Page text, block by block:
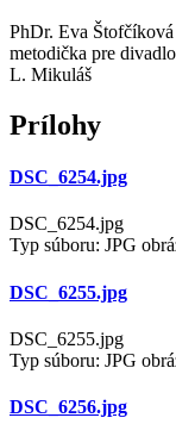
PhDr. Eva Štofčíková
metodička pre
L. Mikuláš
Prílohy
DSC_6254.jpg
DSC_6254.jpg
Typ súboru: JPG
DSC_6255.jpg
DSC_6255.jpg
Typ súboru: JPG
DSC_6256.jpg